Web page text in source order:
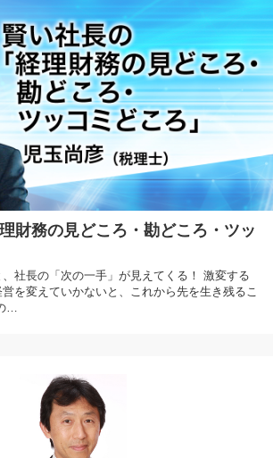
財務の見どころ・勘どころ・ツッ
社長の「次の一手」が見えてくる！ 激変する
を変えていかないと、これから先を生き残るこ
…